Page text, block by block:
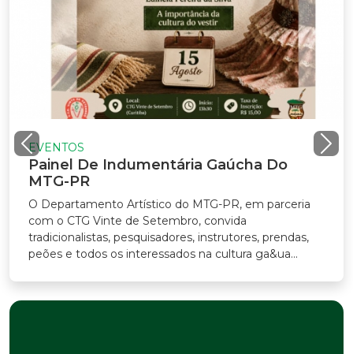
De Indumentária Gaúcha Do
PR
Artístico do MTG-PR, em parceria
o CTG Vinte de Setembro, convida
pesquisadores, instrutores, prendas,
e todos os interessados na cultura ga&ua...